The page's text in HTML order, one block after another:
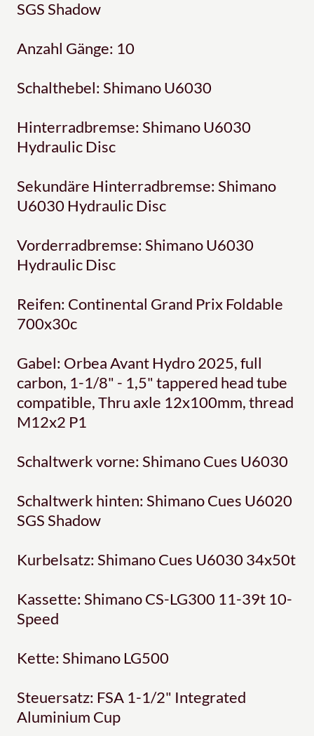
SGS Shadow
Anzahl Gänge: 10
Schalthebel: Shimano U6030
Hinterradbremse: Shimano U6030
Hydraulic Disc
Sekundäre Hinterradbremse: Shimano
U6030 Hydraulic Disc
Vorderradbremse: Shimano U6030
Hydraulic Disc
Reifen: Continental Grand Prix Foldable
700x30c
Gabel: Orbea Avant Hydro 2025, full
carbon, 1-1/8" - 1,5" tappered head tube
compatible, Thru axle 12x100mm, thread
M12x2 P1
Schaltwerk vorne: Shimano Cues U6030
Schaltwerk hinten: Shimano Cues U6020
SGS Shadow
Kurbelsatz: Shimano Cues U6030 34x50t
Kassette: Shimano CS-LG300 11-39t 10-
Speed
Kette: Shimano LG500
Steuersatz: FSA 1-1/2" Integrated
Aluminium Cup